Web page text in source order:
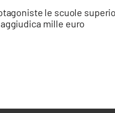
le scuole
mille euro